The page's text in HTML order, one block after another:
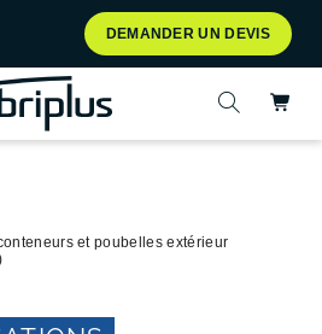
DEMANDER UN DEVIS
Ouvrir la
et poubelles extérieur